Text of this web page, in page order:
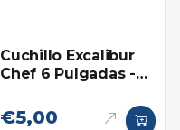
Cuchillo Excalibur
Chef 6 Pulgadas -
€5,00